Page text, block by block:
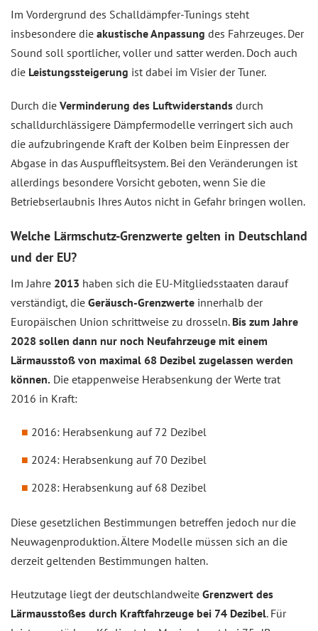
Im Vordergrund des Schalldämpfer-Tunings steht
insbesondere die akustische Anpassung des Fahrzeuges. Der
Sound soll sportlicher, voller und satter werden. Doch auch
die Leistungssteigerung ist dabei im Visier der Tuner.
Durch die Verminderung des Luftwiderstands durch
schalldurchlässigere Dämpfermodelle verringert sich auch
die aufzubringende Kraft der Kolben beim Einpressen der
Abgase in das Auspuffleitsystem. Bei den Veränderungen ist
allerdings besondere Vorsicht geboten, wenn Sie die
Betriebserlaubnis Ihres Autos nicht in Gefahr bringen wollen.
Welche Lärmschutz-Grenzwerte gelten in Deutschland
und der EU?
Im Jahre 2013 haben sich die EU-Mitgliedsstaaten darauf
verständigt, die Geräusch-Grenzwerte innerhalb der
Europäischen Union schrittweise zu drosseln. Bis zum Jahre
2028 sollen dann nur noch Neufahrzeuge mit einem
Lärmausstoß von maximal 68 Dezibel zugelassen werden
können. Die etappenweise Herabsenkung der Werte trat
2016 in Kraft:
2016: Herabsenkung auf 72 Dezibel
2024: Herabsenkung auf 70 Dezibel
2028: Herabsenkung auf 68 Dezibel
Diese gesetzlichen Bestimmungen betreffen jedoch nur die
Neuwagenproduktion. Ältere Modelle müssen sich an die
derzeit geltenden Bestimmungen halten.
Heutzutage liegt der deutschlandweite Grenzwert des
Lärmausstoßes durch Kraftfahrzeuge bei 74 Dezibel. Für